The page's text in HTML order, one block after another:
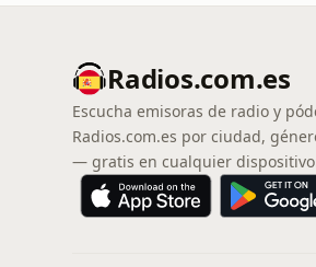
Radios.com.es
Escucha emisoras de radio y
Radios.com.es por ciudad,
— gratis en cualquier